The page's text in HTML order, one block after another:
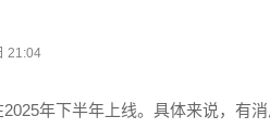
21:04
年下半年上线。具体来说，有